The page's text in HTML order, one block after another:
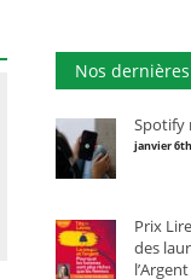
Nos
Spotify
janvier
Prix
des